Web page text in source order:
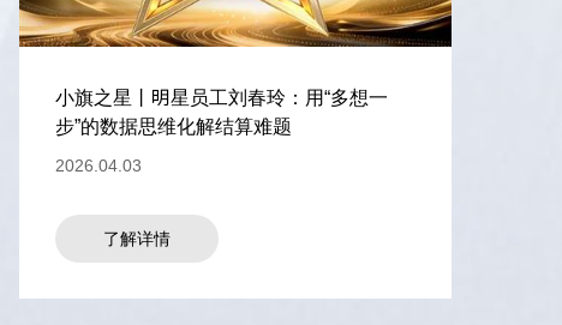
小旗之星丨明星员工刘春玲：用“多想一
步”的数据思维化解结算难题
2026.04.03
了解详情